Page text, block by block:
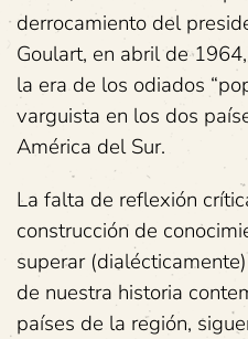
derrocamiento del
Goulart, en abril de
la era de los odiados
varguista en los dos
América del Sur.
La falta de reflexión
construcción de
superar
de nuestra historia
países de la región,